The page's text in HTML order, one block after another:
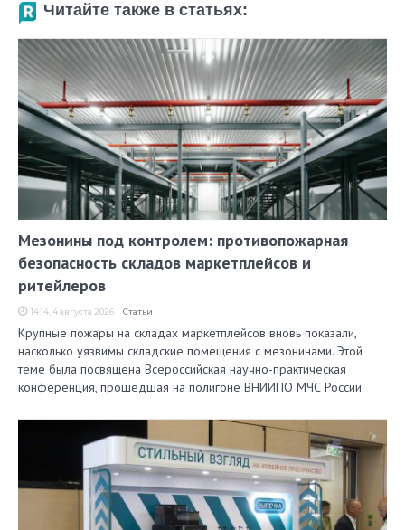
Читайте также в статьях:
Мезонины под контролем: противопожарная
безопасность складов маркетплейсов и
ритейлеров
14:14, 4 августа 2026 Статьи
Крупные пожары на складах маркетплейсов вновь показали,
насколько уязвимы складские помещения с мезонинами. Этой
теме была посвящена Всероссийская научно-практическая
конференция, прошедшая на полигоне ВНИИПО МЧС России.